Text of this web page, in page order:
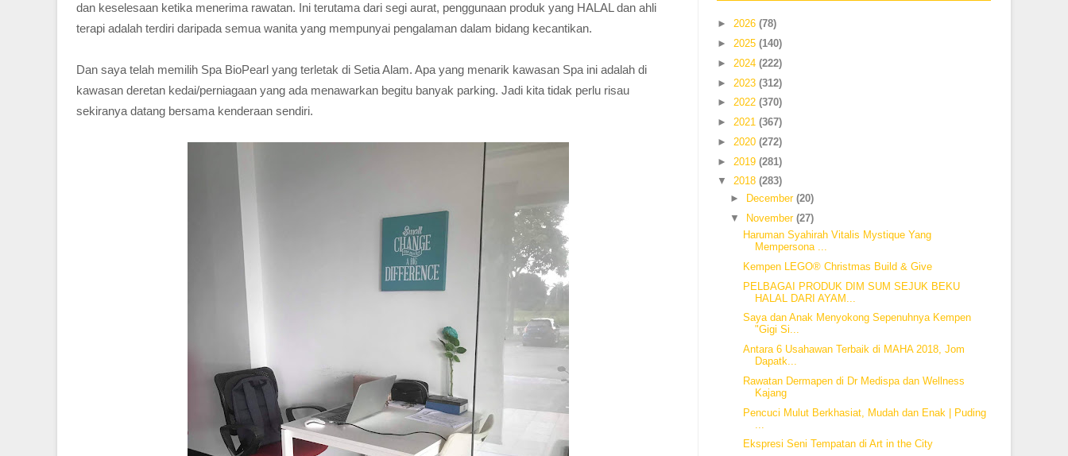
dan keselesaan ketika menerima rawatan. Ini terutama dari segi aurat, penggunaan produk yang HALAL dan ahli
terapi adalah terdiri daripada semua wanita yang mempunyai pengalaman dalam bidang kecantikan.
Dan saya telah memilih Spa BioPearl yang terletak di Setia Alam. Apa yang menarik kawasan Spa ini adalah di
kawasan deretan kedai/perniagaan yang ada menawarkan begitu banyak parking. Jadi kita tidak perlu risau
sekiranya datang bersama kenderaan sendiri.
►2026(78)
►2025(140)
► 2024(222)
► 2023(312)
►2022(370)
►2021(367)
► 2020(272)
► 2019(281)
▼2018(283)
►
December (20)
▼ November (27)
Haruman Syahirah Vitalis Mystique Yang
Mempersona ...
Kempen LEGO® Christmas Build & Give
PELBAGAI PRODUK DIM SUM SEJUK BEKU
HALAL DARI AYAM...
Saya dan Anak Menyokong Sepenuhnya Kempen
"Gigi Si...
Antara 6 Usahawan Terbaik di MAHA 2018, Jom
Dapatk...
Rawatan Dermapen di Dr Medispa dan Wellness
Kajang
Pencuci Mulut Berkhasiat, Mudah dan Enak | Puding
Ekspresi Seni Tempatan di Art in the City